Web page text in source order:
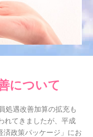
について
処遇改善加算の拡充も
れてきましたが、平成
政策パッケージ」にお